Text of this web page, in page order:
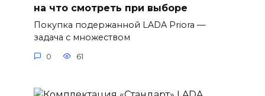
на что смотреть при выборе
Покупка подержанной LADA Priora —
задача с множеством
0 61